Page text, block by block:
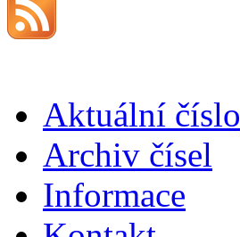
Aktuální číslo
Archiv čísel
Informace